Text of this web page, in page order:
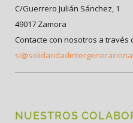
C/Guerrero Julián Sánchez, 1
49017 Zamora
Contacte con nosotros a través
NUESTROS